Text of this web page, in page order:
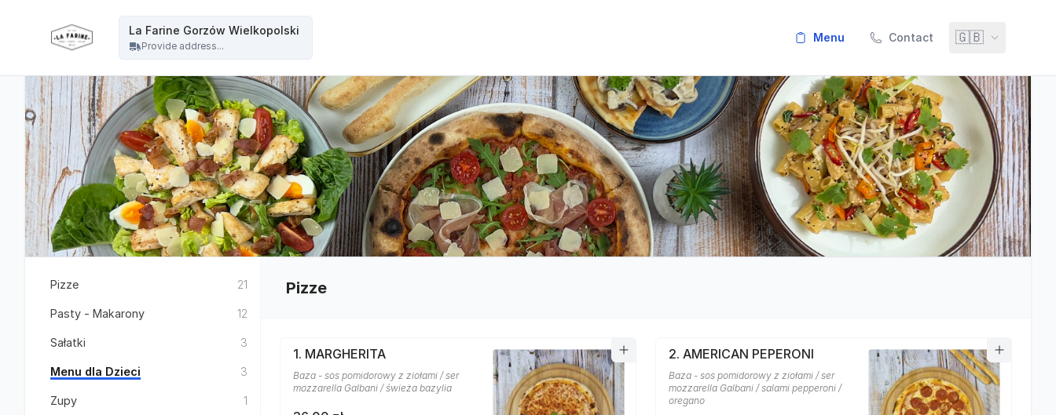
La Farine Gorzów Wielkopolski
Provide address...
menu Contact 🇬🇧
Pizze 21
Pasty - Makarony 12
Sałatki 3
Menu dla Dzieci 3
Zupy 1
Pizze
1. MARGHERITA
Baza - sos pomidorowy z ziołami / ser
mozzarella Galbani / świeża bazylia
2. AMERICAN PEPERONI
Baza - sos pomidorowy z ziołami / ser
mozzarella Galbani / salami pepperoni /
oregano